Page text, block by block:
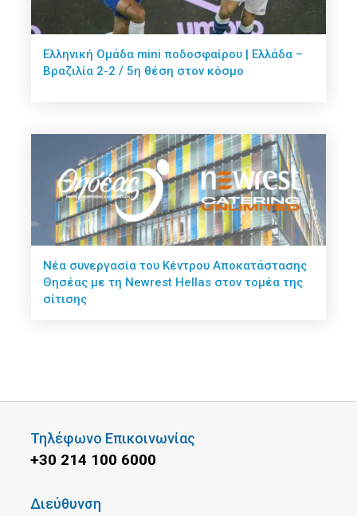
Ελληνική Ομάδα mini ποδοσφαίρου | Ελλάδα –
Βραζιλία 2-2 / 5η θέση στον κόσμο
Νέα συνεργασία του Κέντρου Αποκατάστασης
Θησέας με τη Newrest Hellas στον τομέα της
σίτισης
Τηλέφωνο Επικοινωνίας
+30 214 100 6000
Διεύθυνση